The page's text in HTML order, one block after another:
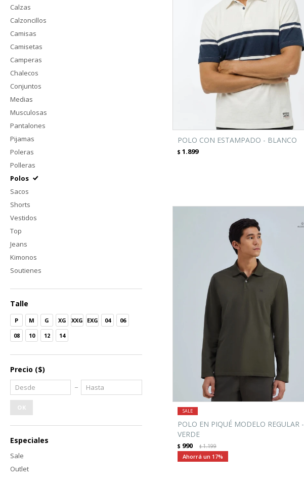
POLO CON ESTAMPADO - BLANCO
$ 1.899
POLO EN PIQUÉ MODELO REGULAR -
VERDE
$ 990 $1.199
17
Calzas
Calzoncillos
Camisas
Camisetas
Camperas
Chalecos
Conjuntos
Medias
Musculosas
Pantalones
Pijamas
Poleras
Polleras
Polos
Sacos
Shorts
Vestidos
Top
Jeans
Kimonos
Soutienes
Talle
P M G XG XXG EXG 04
06
08
10 12 14
Precio ($)
OK
Especiales
Sale
Outlet